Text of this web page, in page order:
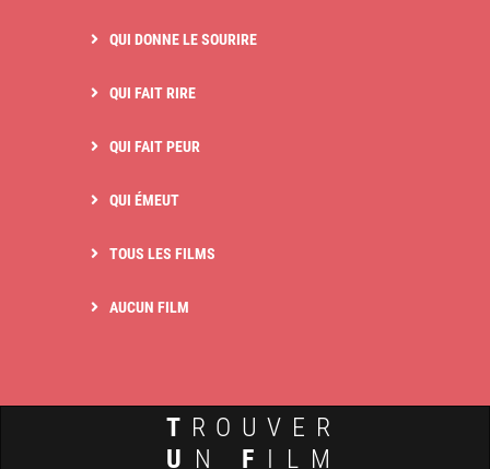
QUI DONNE LE SOURIRE
QUI FAIT RIRE
QUI FAIT PEUR
QUI ÉMEUT
TOUS LES FILMS
AUCUN FILM
T ROUVER
U N F ILM